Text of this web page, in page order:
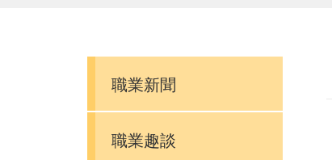
職業新聞
職業趣談